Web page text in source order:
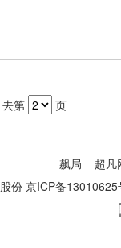
去第 页
飙局
超凡
份京ICP备